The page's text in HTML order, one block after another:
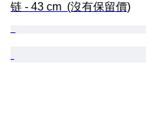
链 - 43 cm  (沒有保留價)